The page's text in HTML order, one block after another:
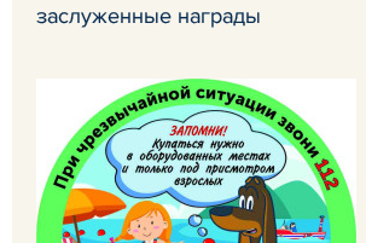
заслуженные награды